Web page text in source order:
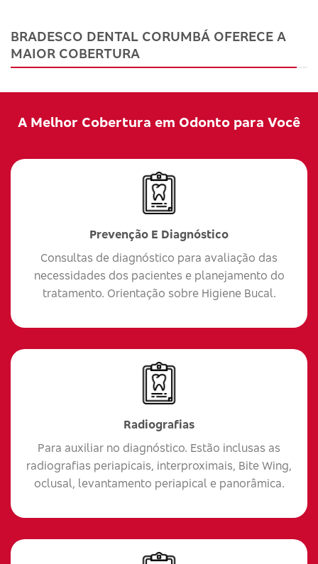
BRADESCO DENTAL CORUMBÁ OFERECE A
MAIOR COBERTURA
A Melhor Cobertura em Odonto para Você
Prevenção E Diagnóstico
Consultas de diagnóstico para avaliação das
necessidades dos pacientes e planejamento do
tratamento. Orientação sobre Higiene Bucal.
Radiografias
Para auxiliar no diagnóstico. Estão inclusas as
radiografias periapicais, interproximais, Bite Wing,
oclusal, levantamento periapical e panorâmica.